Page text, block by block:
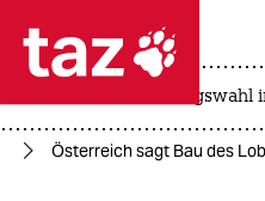
 taz
taz zahl
landtagswahl
Österreich sagt Bau des